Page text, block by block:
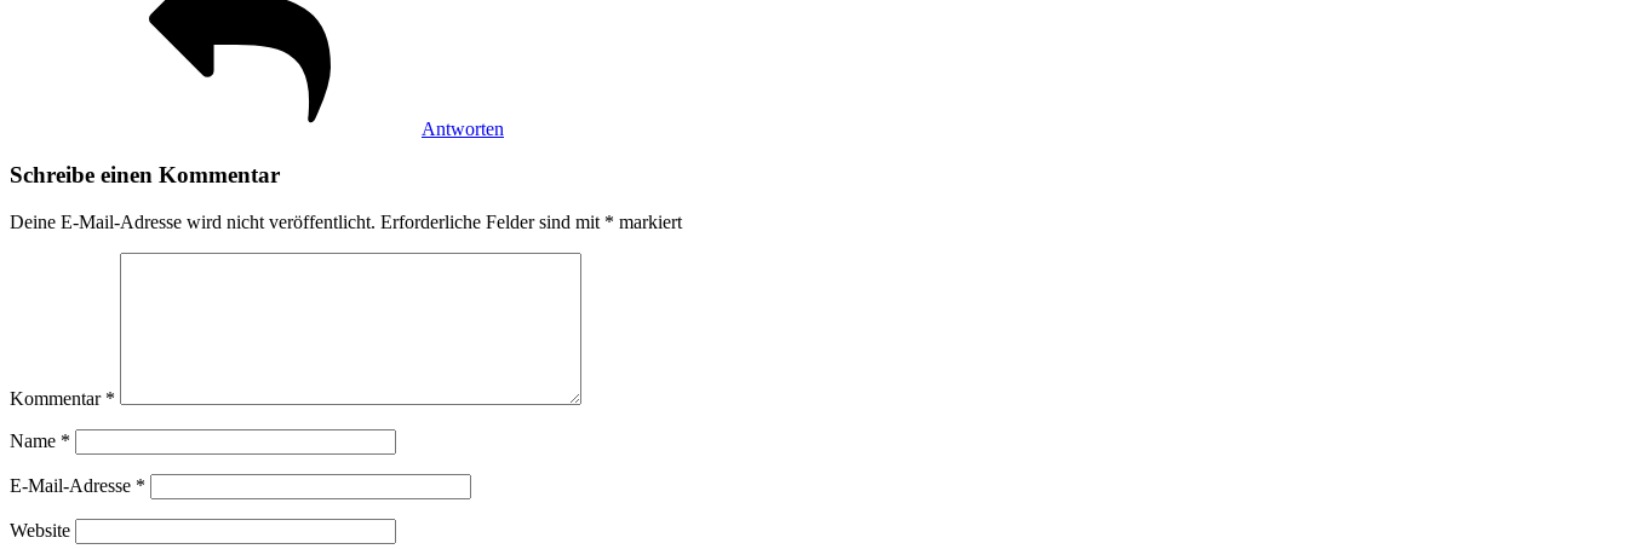
Antworten
Schreibe einen Kommentar
Deine E-Mail-Adresse wird nicht veröffentlicht. Erforderliche Felder sind mit * markiert
Kommentar *
Name *
E-Mail-Adresse *
Website